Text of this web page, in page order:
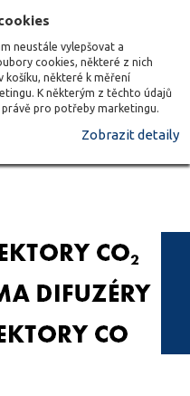
neustále vylepšovat a
cookies, některé z nich
košíku, některé k měření
K některým z těchto údajů
pro potřeby marketingu.
Zobrazit detaily